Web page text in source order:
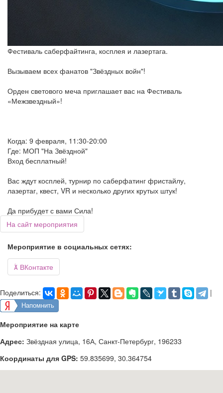
Фестиваль саберфайтинга, косплея и лазертага.
Вызываем всех фанатов "Звёздных войн"!
Орден светового меча приглашает вас на Фестиваль
«Межзвездный»!
Когда: 9 февраля, 11:30-20:00
Где: МОП "На Звёздной"
Вход бесплатный!
Вас ждут косплей, турнир по саберфатинг фристайлу,
лазертаг, квест, VR и несколько других крутых штук!
Да прибудет с вами Сила!
На сайт мероприятия
Мероприятие в социальных сетях:
 ВКонтакте
Поделиться: |
Напомнить
Мероприятие на карте
Адрес: Звёздная улица, 16А, Санкт-Петербург, 196233
Координаты для GPS: 59.835699, 30.364754